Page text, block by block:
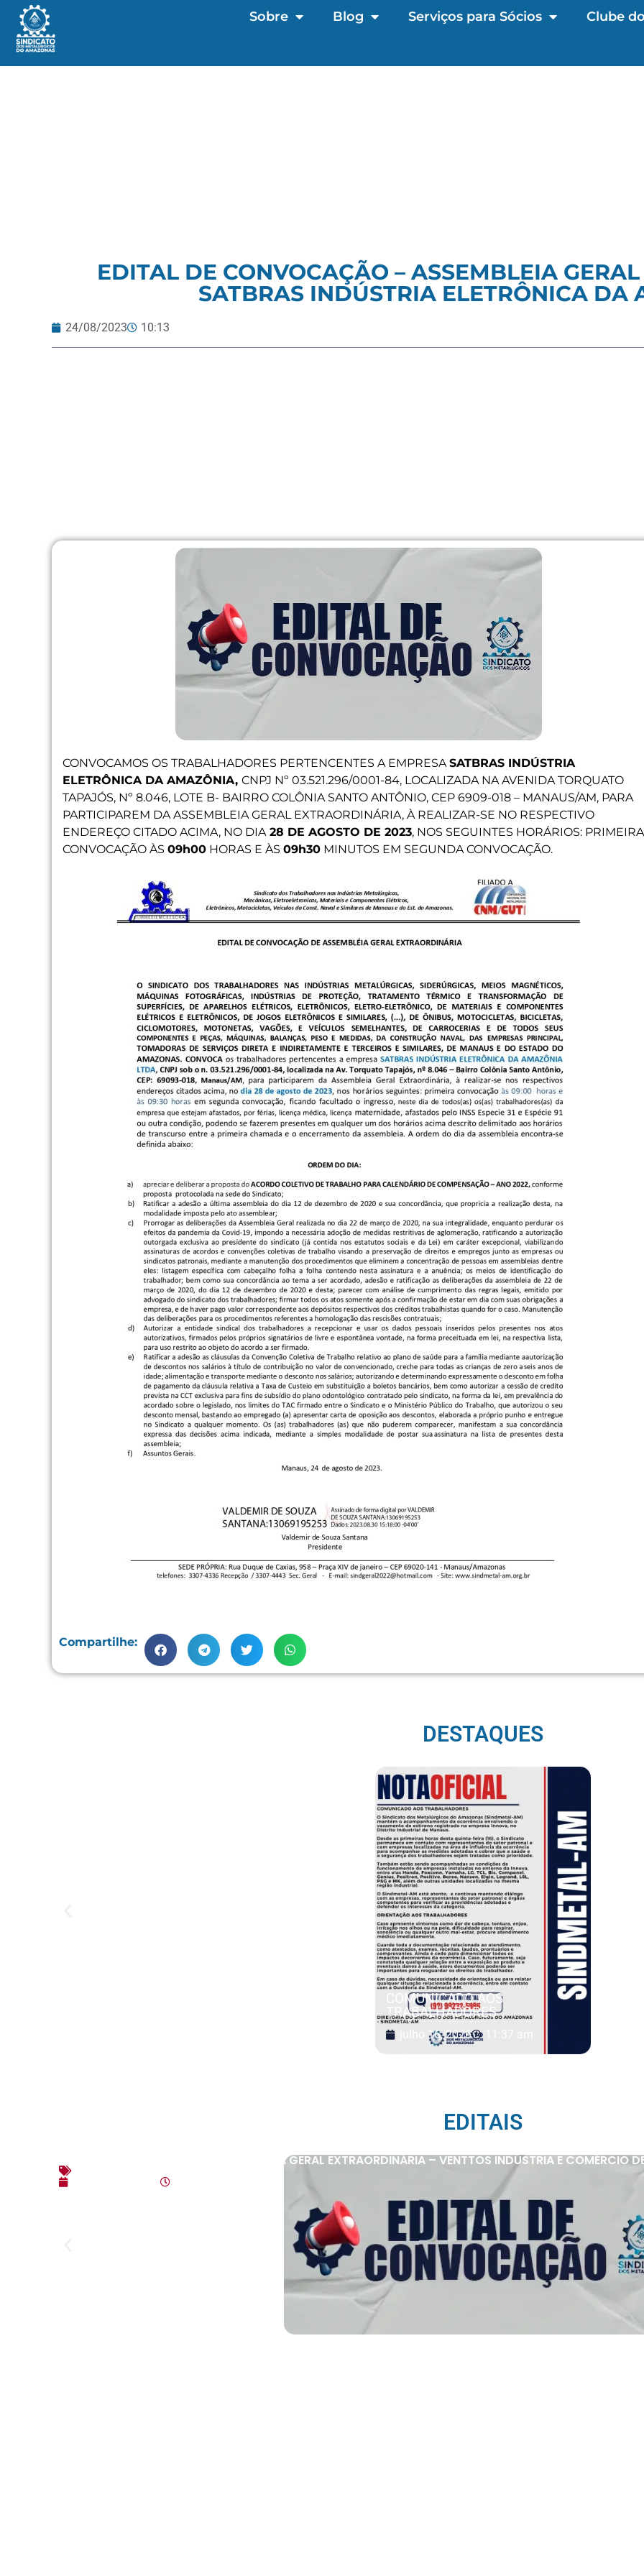
Sobre Blog Serviços para Sócios Clube
EDITAL DE CONVOCAÇÃO – ASSEMBLEIA
SATBRAS INDÚSTRIA ELETRÔNICA DA
24/08/2023 10:13
CONVOCAMOS OS TRABALHADORES PERTENCENTES A EMPRESA SATBRAS INDÚSTRIA
ELETRÔNICA DA AMAZÔNIA, CNPJ Nº 03.521.296/0001-84, LOCALIZADA NA AVENIDA TORQUATO
TAPAJÓS, Nº 8.046, LOTE B- BAIRRO COLÔNIA SANTO ANTÔNIO, CEP 6909-018 – MANAUS/AM, PARA
PARTICIPAREM DA ASSEMBLEIA GERAL EXTRAORDINÁRIA, À REALIZAR-SE NO RESPECTIVO
ENDEREÇO CITADO ACIMA, NO DIA 28 DE AGOSTO DE 2023, NOS SEGUINTES HORÁRIOS: PRIMEIRA
CONVOCAÇÃO ÀS 09h00 HORAS E ÀS 09h30 MINUTOS EM SEGUNDA CONVOCAÇÃO.
Compartilhe:
DESTAQUES
COMUNICADO AOS
TRABALHADORES
julho 16, 2026
EDITAIS
EDITAL DE CONVOCAÇÃO – ASSEMBLEIA GERAL EXTRAORDINÁRIA – VENTTOS INDÚSTRIA E COMÉRCIO